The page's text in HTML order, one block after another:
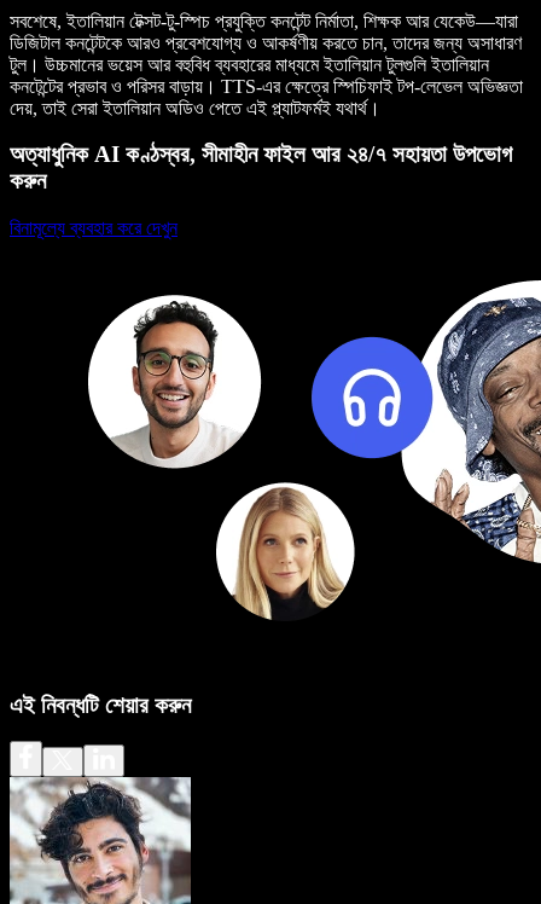
সবশেষে, ইতালিয়ান টেক্সট-টু-স্পিচ প্রযুক্তি কনটেন্ট নির্মাতা, শিক্ষক আর যেকেউ—যারা
ডিজিটাল কনটেন্টকে আরও প্রবেশযোগ্য ও আকর্ষণীয় করতে চান, তাদের জন্য অসাধারণ
টুল। উচ্চমানের ভয়েস আর বহুবিধ ব্যবহারের মাধ্যমে ইতালিয়ান টুলগুলি ইতালিয়ান
কনটেন্টের প্রভাব ও পরিসর বাড়ায়। TTS-এর ক্ষেত্রে স্পিচিফাই টপ-লেভেল অভিজ্ঞতা
দেয়, তাই সেরা ইতালিয়ান অডিও পেতে এই প্ল্যাটফর্মই যথার্থ।
অত্যাধুনিক AI কণ্ঠস্বর, সীমাহীন ফাইল আর ২৪/৭ সহায়তা উপভোগ
করুন
বিনামূল্যে ব্যবহার করে দেখুন
এই নিবন্ধটি শেয়ার করুন